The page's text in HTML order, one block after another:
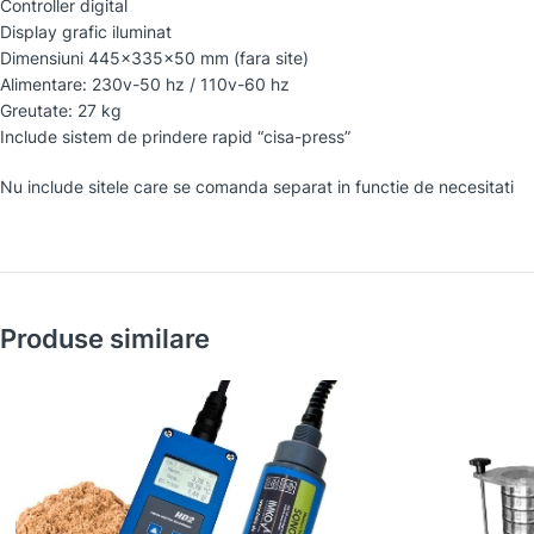
Controller digital
Display grafic iluminat
Dimensiuni 445x335x50 mm (fara site)
Alimentare: 230v-50 hz / 110v-60 hz
Greutate: 27 kg
Include sistem de prindere rapid “cisa-press”
Nu include sitele care se comanda separat in functie de necesitati
Produse similare